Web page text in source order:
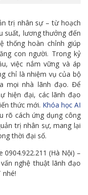
trị nhân sự – từ hoạch
suất, lương thưởng đến
thống hoàn chỉnh giúp
con người. Trong kỷ
việc nắm vững và áp
chỉ là nhiệm vụ của bộ
mọi nhà lãnh đạo. Để
hiện đại, các lãnh đạo
thức mới. Khóa học AI
rõ cách ứng dụng công
trị nhân sự, mang lại
thời đại số.
(Hà Nội) –
nghệ thuật lãnh đạo
nhé!